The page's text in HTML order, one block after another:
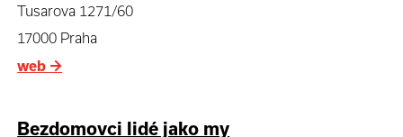
Tusarova 1271/60
17000 Praha
web →
Bezdomovci lidé jako my